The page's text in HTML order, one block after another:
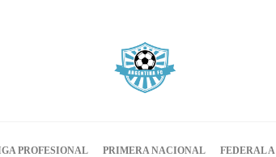
PROFESIONAL PRIMERA NACIONAL FEDERAL A